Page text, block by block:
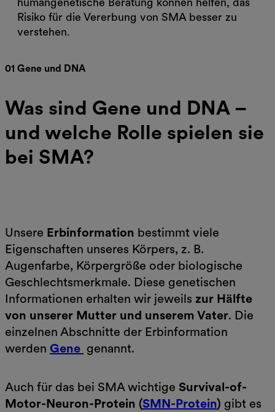
Risiko für die Vererbung von SMA besser zu
verstehen.
01 Gene und DNA
Was sind Gene und DNA –
und welche Rolle spielen sie
bei SMA?
Unsere Erbinformation bestimmt viele
Eigenschaften unseres Körpers, z. B.
Augenfarbe, Körpergröße oder biologische
Geschlechtsmerkmale. Diese genetischen
Informationen erhalten wir jeweils zur Hälfte
von unserer Mutter und unserem Vater. Die
einzelnen Abschnitte der Erbinformation
werden Gene genannt.
Auch für das bei SMA wichtige Survival-of-
Motor-Neuron-Protein (SMN-Protein) gibt es